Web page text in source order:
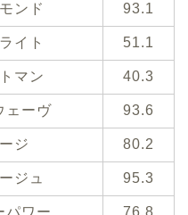
ンド 93.1
イト 51.1
マン 40.3
ェーヴ 93.6
ジ 80.2
ジュ 95.3